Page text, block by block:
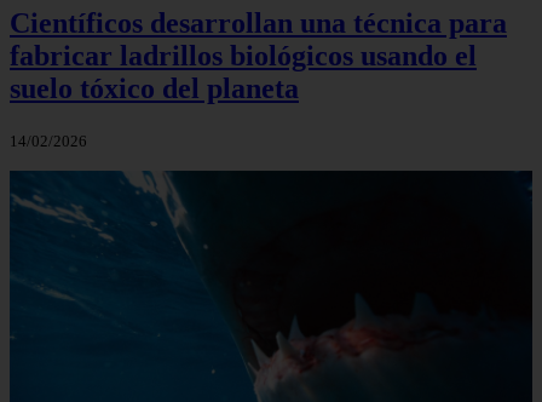
Científicos desarrollan una técnica para
fabricar ladrillos biológicos usando el
suelo tóxico del planeta
14/02/2026